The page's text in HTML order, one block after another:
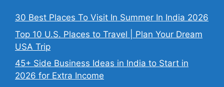
30 Best Places To Visit In Summer In India 2026
Top 10 U.S. Places to Travel | Plan Your Dream
USA Trip
45+ Side Business Ideas in India to Start in
2026 for Extra Income